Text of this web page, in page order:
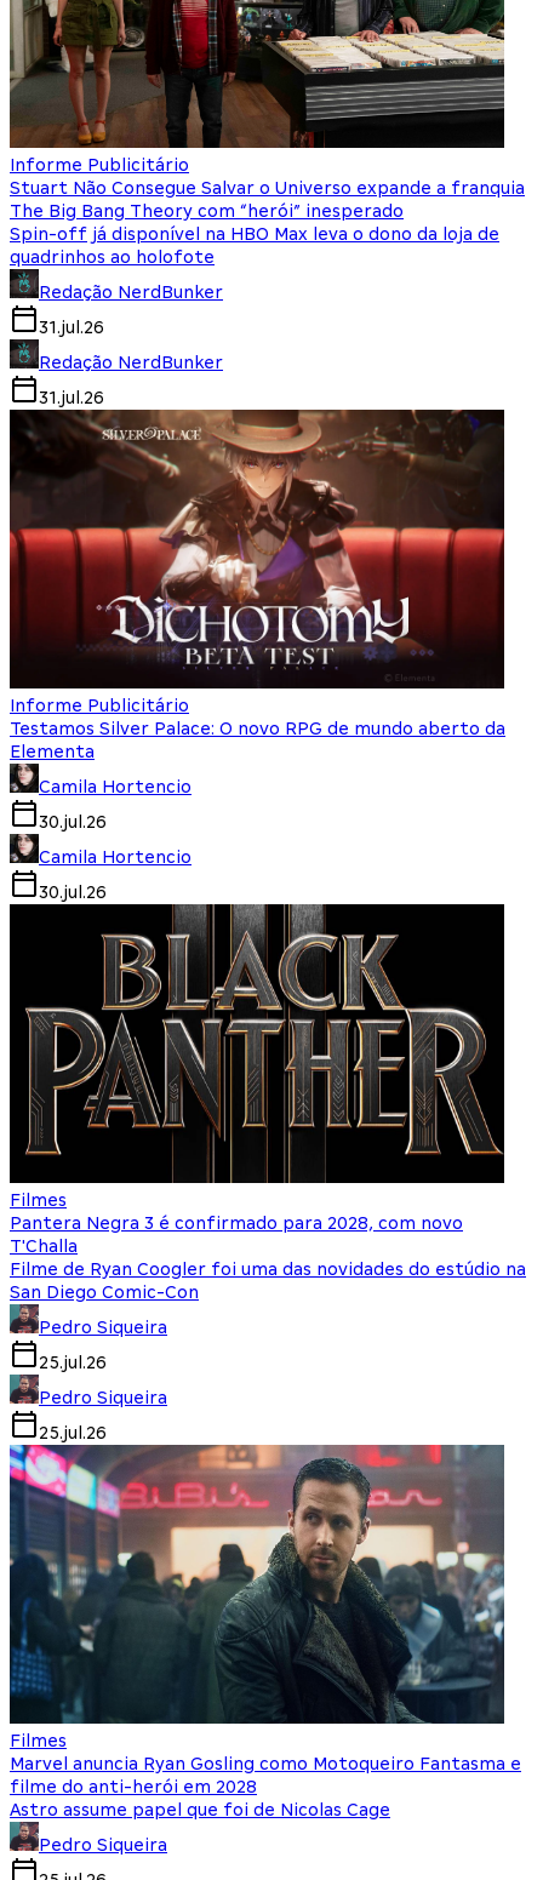
Informe Publicitário
Stuart Não Consegue Salvar o Universo expande a franquia
The Big Bang Theory com “herói” inesperado
Spin-off já disponível na HBO Max leva o dono da loja de
quadrinhos ao holofote
Redação NerdBunker
31.jul.26
Redação NerdBunker
31.jul.26
Informe Publicitário
Testamos Silver Palace: O novo RPG de mundo aberto da
Elementa
Camila Hortencio
30.jul.26
Camila Hortencio
30.jul.26
Filmes
Pantera Negra 3 é confirmado para 2028, com novo
T'Challa
Filme de Ryan Coogler foi uma das novidades do estúdio na
San Diego Comic-Con
Pedro Siqueira
25.jul.26
Pedro Siqueira
25.jul.26
Filmes
Marvel anuncia Ryan Gosling como Motoqueiro Fantasma e
filme do anti-herói em 2028
Astro assume papel que foi de Nicolas Cage
Pedro Siqueira